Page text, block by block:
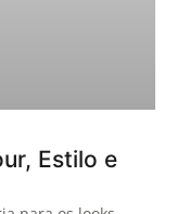
Estilo e